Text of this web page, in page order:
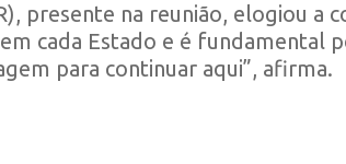
presente na reunião, elogiou a
cada Estado e é
para continuar aqui”, afirma.